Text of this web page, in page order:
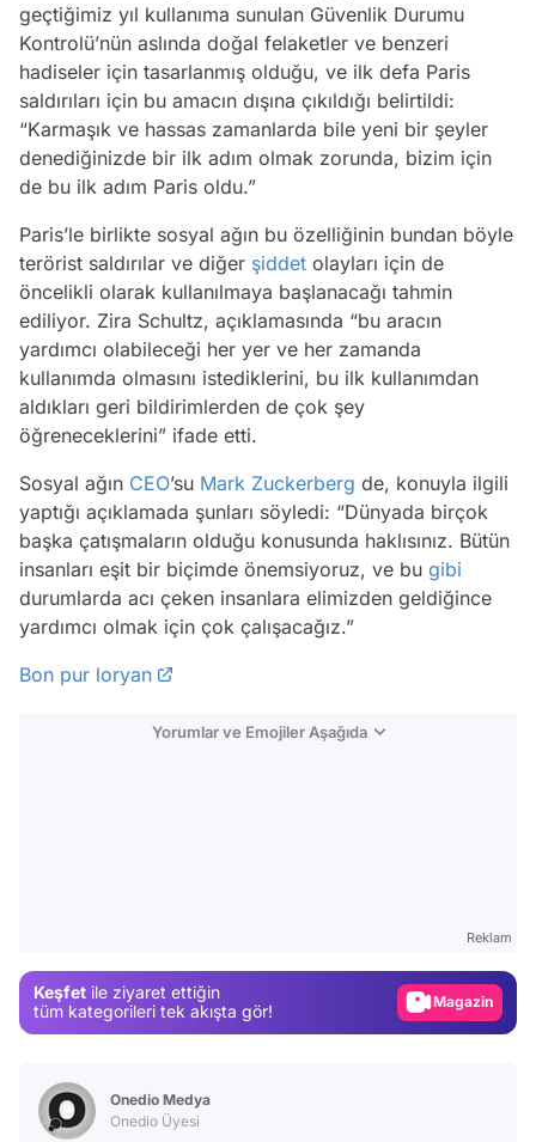
geçtiğimiz yıl kullanıma sunulan Güvenlik Durumu
Kontrolü’nün aslında doğal felaketler ve benzeri
hadiseler için tasarlanmış olduğu, ve ilk defa Paris
saldırıları için bu amacın dışına çıkıldığı belirtildi:
“Karmaşık ve hassas zamanlarda bile yeni bir şeyler
denediğinizde bir ilk adım olmak zorunda, bizim için
de bu ilk adım Paris oldu.”
Paris’le birlikte sosyal ağın bu özelliğinin bundan böyle
terörist saldırılar ve diğer şiddet olayları için de
öncelikli olarak kullanılmaya başlanacağı tahmin
ediliyor. Zira Schultz, açıklamasında “bu aracın
yardımcı olabileceği her yer ve her zamanda
kullanımda olmasını istediklerini, bu ilk kullanımdan
aldıkları geri bildirimlerden de çok şey
öğreneceklerini” ifade etti.
Sosyal ağın CEO’su Mark Zuckerberg de, konuyla ilgili
yaptığı açıklamada şunları söyledi: “Dünyada birçok
başka çatışmaların olduğu konusunda haklısınız. Bütün
insanları eşit bir biçimde önemsiyoruz, ve bu gibi
durumlarda acı çeken insanlara elimizden geldiğince
yardımcı olmak için çok çalışacağız.”
Bon pur loryan
Yorumlar ve Emojiler Aşağıda
Reklam
Keşfet ile ziyaret ettiğin
tüm kategorileri tek akışta gör!
Gündem
Magazin
Video
Onedio Medya
Onedio Üyesi